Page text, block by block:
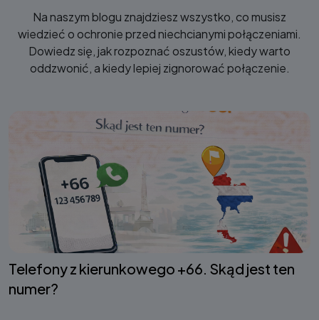
Na naszym blogu znajdziesz wszystko, co musisz
wiedzieć o ochronie przed niechcianymi połączeniami.
Dowiedz się, jak rozpoznać oszustów, kiedy warto
oddzwonić, a kiedy lepiej zignorować połączenie.
Telefony z kierunkowego +66. Skąd jest ten
numer?